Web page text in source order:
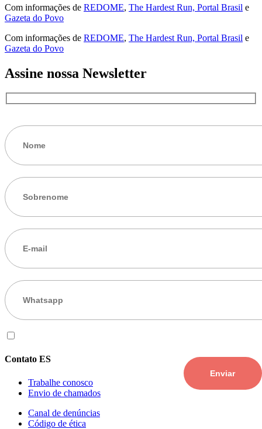
Com informações de REDOME, The Hardest Run, Portal Brasil e
Gazeta do Povo
Com informações de REDOME, The Hardest Run, Portal Brasil e
Gazeta do Povo
Assine nossa Newsletter
Contato ES
Trabalhe conosco
Envio de chamados
Canal de denúncias
Código de ética